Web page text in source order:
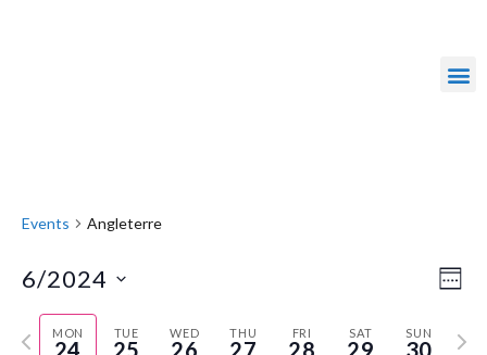
Events Angleterre
6/2024
Select
date.MON
24
TUE
25
WED
26
THU
27
FRI
28
SAT
29
SUN
30
Previous
Next